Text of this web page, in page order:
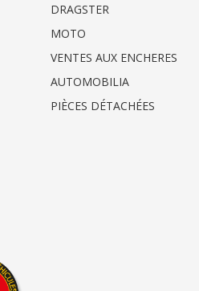
DRAGSTER
MOTO
VENTES AUX ENCHERES
AUTOMOBILIA
PIÈCES DÉTACHÉES